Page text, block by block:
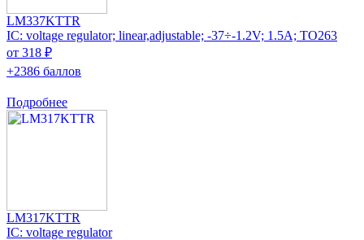
LM337KTTR
IC: voltage regulator; linear,adjustable; -37÷-1.2V; 1.5A; TO263
от 318 ₽
+2386 баллов
Подробнее
LM317KTTR
IC: voltage regulator